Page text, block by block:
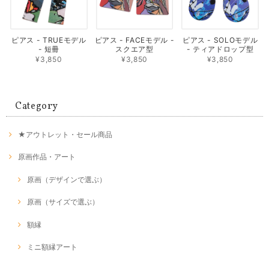
ピアス - TRUEモデル
- 短冊
¥3,850
ピアス - FACEモデル -
スクエア型
¥3,850
ピアス - SOLOモデル
- ティアドロップ型
¥3,850
Category
★アウトレット・セール商品
原画作品・アート
原画（デザインで選ぶ）
原画（サイズで選ぶ）
額縁
ミニ額縁アート